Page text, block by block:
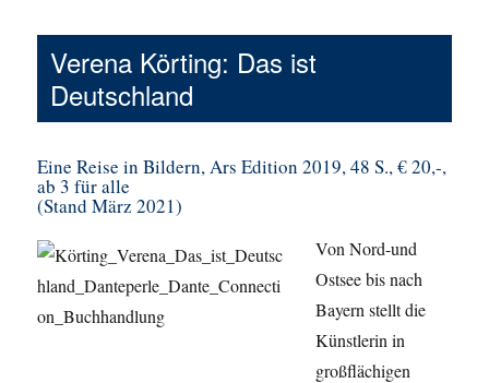
Verena Körting: Das ist
Deutschland
Eine Reise in Bildern, Ars Edition 2019, 48 S., € 20,-,
ab 3 für alle
(Stand März 2021)
Von Nord-und
Ostsee bis nach
Bayern stellt die
Künstlerin in
großflächigen